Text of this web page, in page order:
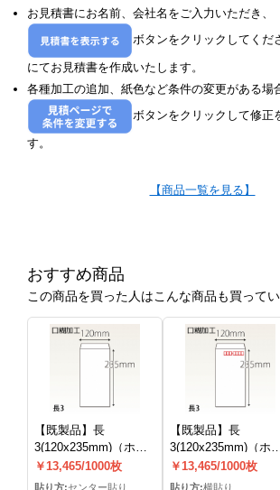
お見積書にお名前、会社名をご入力いただき、
ボタンをクリックしてくだ
にてお見積書を作成いたします。
各種加工の追加、紙色など条件の変更がある場
ボタンをクリックして修正
す。
【商品一覧を見る】
おすすめ商品
この商品を買った人はこんな商品も買ってい
【既製品】長
3(120x235mm)（ホッ
トメルト10mm）(C貼)
￥13,465/1000枚
貼り方:センター貼り
【既製品】長
3(120x235mm)（ホッ
トメルト10mm）
￥13,465/1000枚
貼り方:横貼り